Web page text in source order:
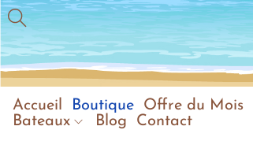
Accueil Boutique Offre du Mois
Bateaux
Blog Contact